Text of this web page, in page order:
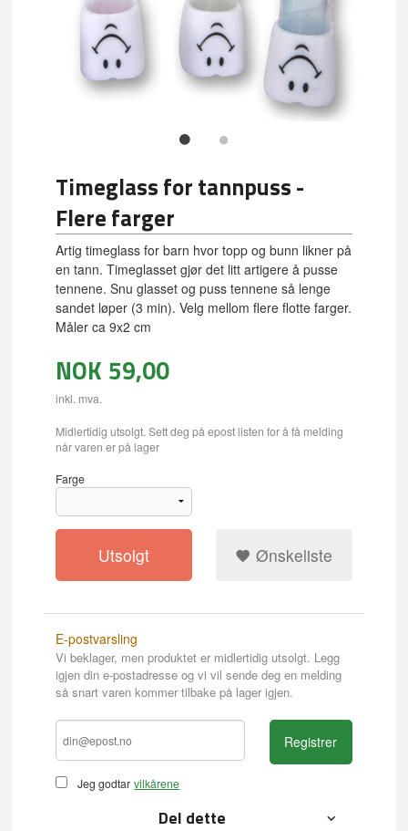
Timeglass for tannpuss -
Flere farger
Artig timeglass for barn hvor topp og bunn likner på
en tann. Timeglasset gjør det litt artigere å pusse
tennene. Snu glasset og puss tennene så lenge
sandet løper (3 min). Velg mellom flere flotte farger.
Måler ca 9x2 cm
NOK 59,00
inkl. mva.
Midlertidig utsolgt. Sett deg på epost listen for å få melding
når varen er på lager
Farge
Utsolgt Ønskeliste
E-postvarsling
Vi beklager, men produktet er midlertidig utsolgt. Legg
igjen din e-postadresse og vi vil sende deg en melding
så snart varen kommer tilbake på lager igjen.
Jeg godtar vilkårene
Registrer
Del dette